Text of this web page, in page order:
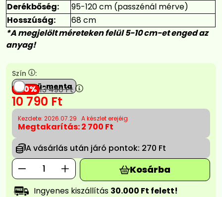
Derékbőség:
95-120 cm (passzénál mérve)
Hosszúság:
68 cm
*A megjelölt méreteken felül 5-10 cm-et enged az
anyag!
Szín
:
Ekrü-menta
20 13 490Ft
10 790 Ft
Kezdete: 2026.07.29 A készlet erejéig
Megtakarítás:2 700 Ft
A vásárlás után járó pontok: 270 Ft
Kosárba
Ingyenes kiszállítás 30.000 Ft felett!